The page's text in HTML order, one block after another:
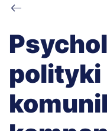
Ścieżka
polityki